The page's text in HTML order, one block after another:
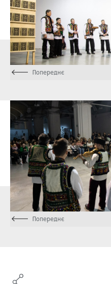
Попереднє
Попереднє